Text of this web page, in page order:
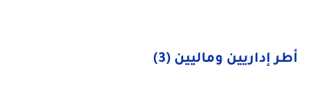
أطر إداريين وماليين (3)